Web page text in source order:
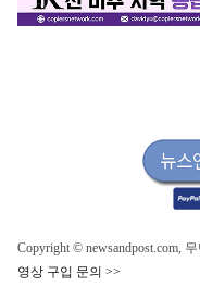
Copyright © newsandpost.com,
영상 구입 문의 >>